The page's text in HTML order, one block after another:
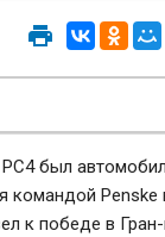
PC4 был
командой Penske
к победе в Гран-